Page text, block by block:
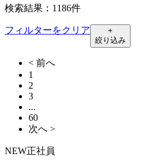
検索結果：1186件
フィルターをクリア
+
絞り込み
< 前へ
1
2
3
...
60
次へ >
NEW正社員